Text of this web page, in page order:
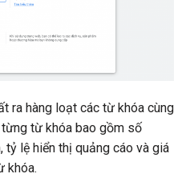
ra hàng loạt các từ khóa cùng
từ khóa bao gồm số
tỷ lệ hiển thị quảng cáo và giá
khóa.